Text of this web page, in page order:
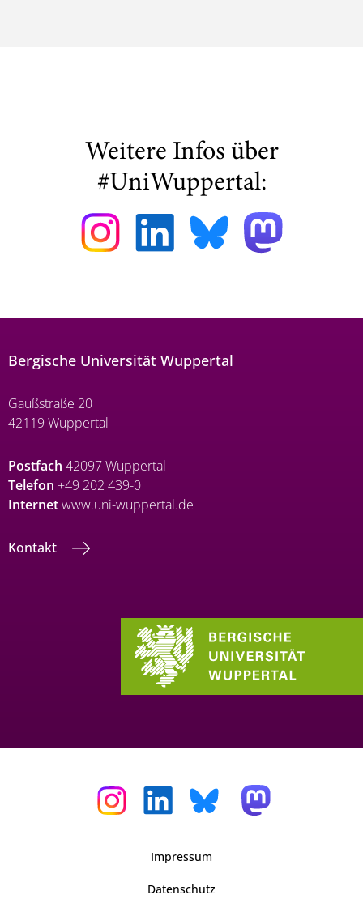
Weitere Infos über
#UniWuppertal:
Bergische Universität Wuppertal
Gaußstraße 20
42119 Wuppertal
Postfach 42097 Wuppertal
Telefon +49 202 439-0
Internetwww.uni-wuppertal.de
Kontakt
Impressum
Datenschutz